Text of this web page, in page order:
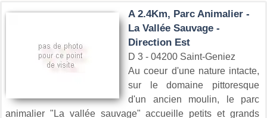
A 2.4Km, Parc Animalier -
La Vallée Sauvage -
Direction Est
D 3 - 04200 Saint-Geniez
Au coeur d'une nature intacte,
sur le domaine pittoresque
d'un ancien moulin, le parc
animalier "La vallée sauvage" accueille petits et grands